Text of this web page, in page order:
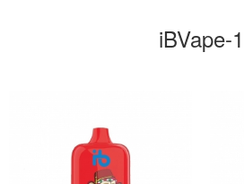
iBVape-1